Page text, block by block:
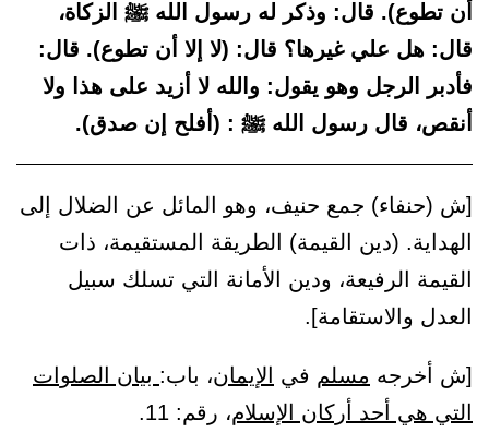
أن تطوع). قال: وذكر له رسول الله ﷺ الزكاة،
قال: هل علي غيرها؟ قال: (لا إلا أن تطوع). قال:
فأدبر الرجل وهو يقول: والله لا أزيد على هذا ولا
أنقص، قال رسول الله ﷺ : (أفلح إن صدق).
[ش (حنفاء) جمع حنيف، وهو المائل عن الضلال إلى
الهداية. (دين القيمة) الطريقة المستقيمة، ذات
القيمة الرفيعة، ودين الأمانة التي تسلك سبيل
العدل والاستقامة].
[ش أخرجه مسلم في الإيمان، باب: بيان الصلوات
التي هي أحد أركان الإسلام، رقم: 11.